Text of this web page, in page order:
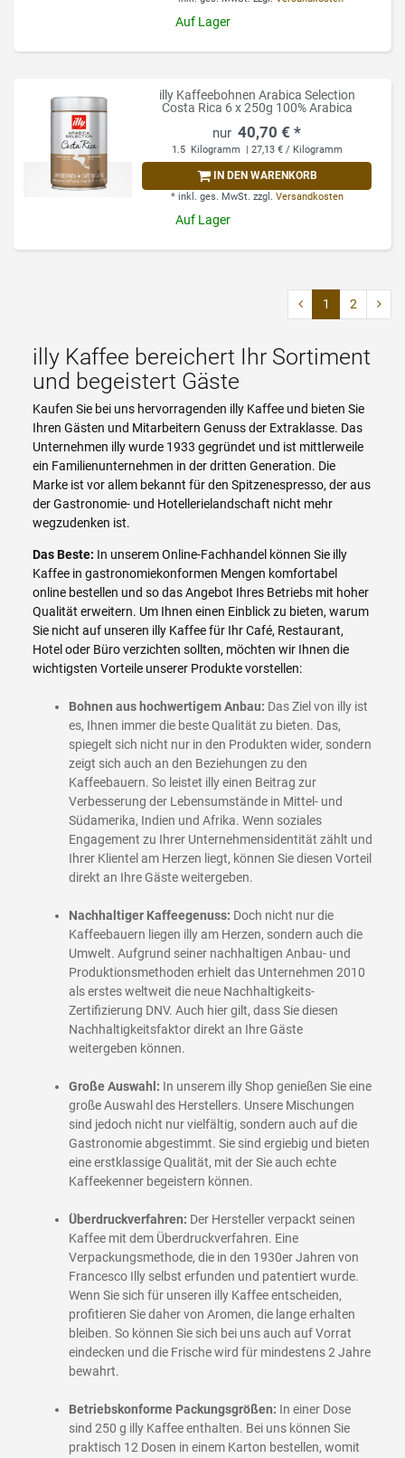
Auf Lager
illy Kaffeebohnen Arabica Selection
Costa Rica 6 x 250g 100% Arabica
40,70 € *
1.5 Kilogramm | 27,13 € / Kilogramm
IN DEN WARENKORB
* inkl. ges. MwSt. zzgl. Versandkosten
Auf Lager
1 2
illy Kaffee bereichert Ihr Sortiment
und begeistert Gäste
Kaufen Sie bei uns hervorragenden illy Kaffee und bieten Sie
Ihren Gästen und Mitarbeitern Genuss der Extraklasse. Das
Unternehmen illy wurde 1933 gegründet und ist mittlerweile
ein Familienunternehmen in der dritten Generation. Die
Marke ist vor allem bekannt für den Spitzenespresso, der aus
der Gastronomie- und Hotellerielandschaft nicht mehr
wegzudenken ist.
Das Beste: In unserem Online-Fachhandel können Sie illy
Kaffee in gastronomiekonformen Mengen komfortabel
online bestellen und so das Angebot Ihres Betriebs mit hoher
Qualität erweitern. Um Ihnen einen Einblick zu bieten, warum
Sie nicht auf unseren illy Kaffee für Ihr Café, Restaurant,
Hotel oder Büro verzichten sollten, möchten wir Ihnen die
wichtigsten Vorteile unserer Produkte vorstellen:
Bohnen aus hochwertigem Anbau: Das Ziel von illy ist
es, Ihnen immer die beste Qualität zu bieten. Das,
spiegelt sich nicht nur in den Produkten wider, sondern
zeigt sich auch an den Beziehungen zu den
Kaffeebauern. So leistet illy einen Beitrag zur
Verbesserung der Lebensumstände in Mittel- und
Südamerika, Indien und Afrika. Wenn soziales
Engagement zu Ihrer Unternehmensidentität zählt und
Ihrer Klientel am Herzen liegt, können Sie diesen Vorteil
direkt an Ihre Gäste weitergeben.
Nachhaltiger Kaffeegenuss: Doch nicht nur die
Kaffeebauern liegen illy am Herzen, sondern auch die
Umwelt. Aufgrund seiner nachhaltigen Anbau- und
Produktionsmethoden erhielt das Unternehmen 2010
als erstes weltweit die neue Nachhaltigkeits-
Zertifizierung DNV. Auch hier gilt, dass Sie diesen
Nachhaltigkeitsfaktor direkt an Ihre Gäste
weitergeben können.
Große Auswahl: In unserem illy Shop genießen Sie eine
große Auswahl des Herstellers. Unsere Mischungen
sind jedoch nicht nur vielfältig, sondern auch auf die
Gastronomie abgestimmt. Sie sind ergiebig und bieten
eine erstklassige Qualität, mit der Sie auch echte
Kaffeekenner begeistern können.
Überdruckverfahren: Der Hersteller verpackt seinen
Kaffee mit dem Überdruckverfahren. Eine
Verpackungsmethode, die in den 1930er Jahren von
Francesco Illy selbst erfunden und patentiert wurde.
Wenn Sie sich für unseren illy Kaffee entscheiden,
profitieren Sie daher von Aromen, die lange erhalten
bleiben. So können Sie sich bei uns auch auf Vorrat
eindecken und die Frische wird für mindestens 2 Jahre
bewahrt.
Betriebskonforme Packungsgrößen: In einer Dose
sind 250 g illy Kaffee enthalten. Bei uns können Sie
praktisch 12 Dosen in einem Karton bestellen, womit